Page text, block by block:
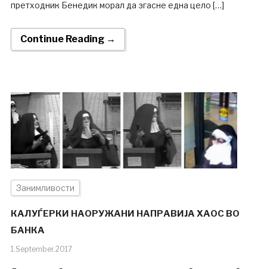
претходник Бенедик морал да згасне една целo […]
Continue Reading →
Занимливости
КАЛУЃЕРКИ НАОРУЖАНИ НАПРАВИЈА ХАОС ВО
БАНКА
1.September.2017